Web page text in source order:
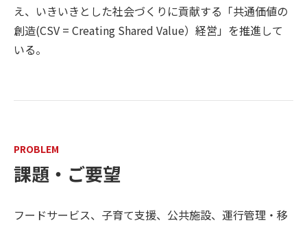
え、いきいきとした社会づくりに貢献する「共通価値の
創造(CSV = Creating Shared Value）経営」を推進して
いる。
PROBLEM
課題・ご要望
フードサービス、子育て支援、公共施設、運行管理・移